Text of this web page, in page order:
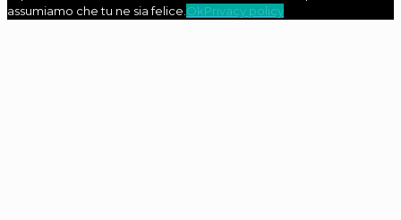
assumiamo che tu ne sia felice. OkPrivacy policy